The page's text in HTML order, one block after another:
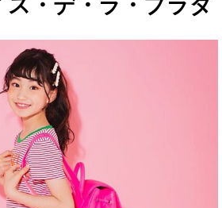
ス・デ・ラ・プラダ